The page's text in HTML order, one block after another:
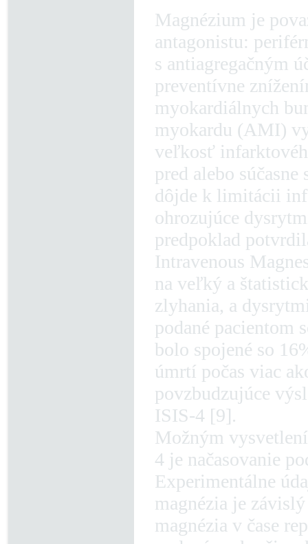
Magnézium je
antagonistu:
s antiagregačným
preventívne
myokardiálnych
myokardu (AMI)
veľkosť
pred alebo
dôjde k limitácii
ohrozujúce
predpoklad
Intravenous
na veľký a
zlyhania, a
podané pacientom
bolo spojené so
úmrtí počas viac
povzbudzujúce
ISIS-4 [9].
Možným
4 je načasovanie
Experimentálne
magnézia je
magnézia v čase